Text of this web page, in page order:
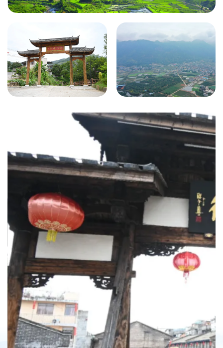
竹岐乡南洋村
白沙孔元风光
白沙镇福延
南通镇瓜山